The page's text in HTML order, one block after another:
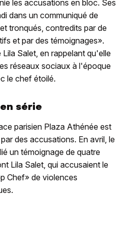
les accusations en bloc. Ses
dans un communiqué de
tronqués, contredits par de
et par des témoignages».
Salet, en rappelant qu'elle
réseaux sociaux à l'époque
le chef étoilé.
série
parisien Plaza Athénée est
des accusations. En avril, le
un témoignage de quatre
Lila Salet, qui accusaient le
Chef» de violences